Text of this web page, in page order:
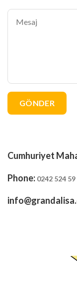
Cumhuriyet
Phone: 0242 524 59